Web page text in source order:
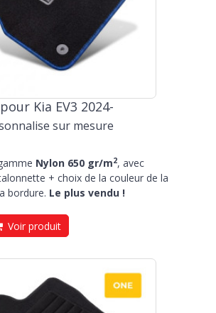
Kia EV3 2024-
sur mesure
Nylon 650 gr/m2, avec
+ choix de la couleur de la
bordure. Le plus vendu !
Voir produit